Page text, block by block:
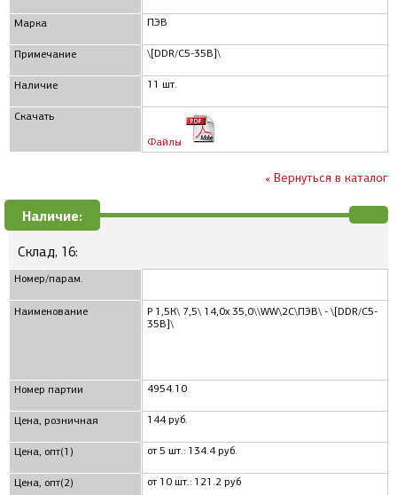
Марка
Примечание
Наличие
Скачать
ПЭВ
\[DDR/С5-35В]\
11 шт.
Файлы
« Вернуться в каталог
Наличие:
Склад, 16:
Номер/парам.
Наименование
Номер партии
Цена, розничная
Цена, опт(1)
Цена, опт(2)
Р 1,5К\ 7,5\ 14,0x 35,0\\WW\2C\ПЭВ\ - \[DDR/С5-
35В]\
4954.10
144 руб.
от 5 шт.: 134.4 руб.
от 10 шт.: 121.2 руб